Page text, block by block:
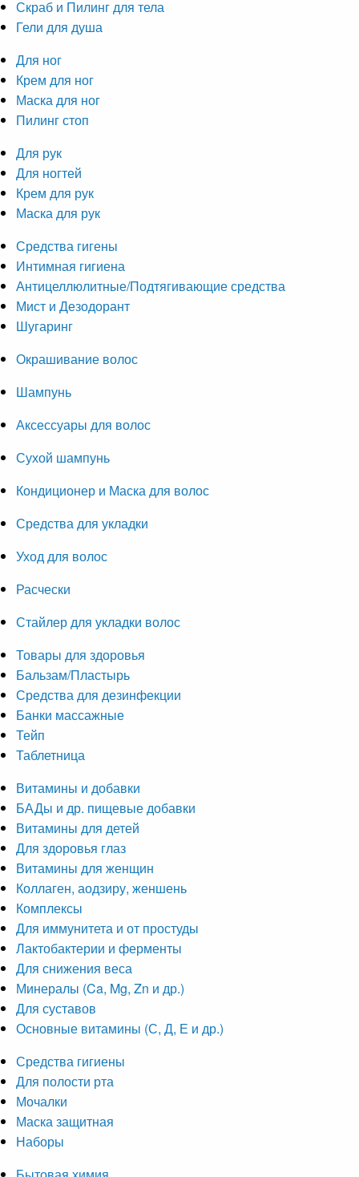
Скраб и Пилинг для тела
Гели для душа
Для ног
Крем для ног
Маска для ног
Пилинг стоп
Для рук
Для ногтей
Крем для рук
Маска для рук
Средства гигены
Интимная гигиена
Антицеллюлитные/Подтягивающие средства
Мист и Дезодорант
Шугаринг
Окрашивание волос
Шампунь
Аксессуары для волос
Сухой шампунь
Кондиционер и Маска для волос
Средства для укладки
Уход для волос
Расчески
Стайлер для укладки волос
Товары для здоровья
Бальзам/Пластырь
Средства для дезинфекции
Банки массажные
Тейп
Таблетница
Витамины и добавки
БАДы и др. пищевые добавки
Витамины для детей
Для здоровья глаз
Витамины для женщин
Коллаген, аодзиру, женшень
Комплексы
Для иммунитета и от простуды
Лактобактерии и ферменты
Для снижения веса
Минералы (Ca, Mg, Zn и др.)
Для суставов
Основные витамины (С, Д, Е и др.)
Средства гигиены
Для полости рта
Мочалки
Маска защитная
Наборы